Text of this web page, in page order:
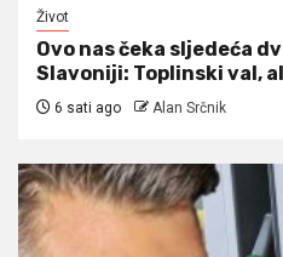
Život
Ovo nas čeka sljedeća
Slavoniji: Toplinski val,
6 sati ago Alan Srčnik